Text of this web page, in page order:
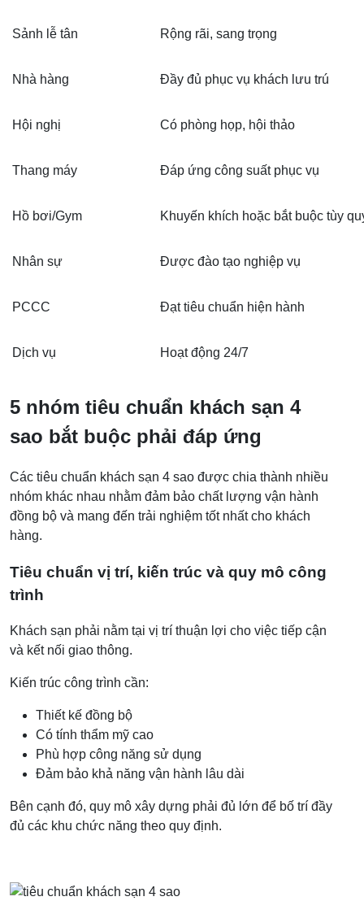
Sảnh lễ tân Rộng rãi, sang trọng
Nhà hàng Đầy đủ phục vụ khách lưu trú
Hội nghị Có phòng họp, hội thảo
Thang máy Đáp ứng công suất phục vụ
Hồ bơi/Gym Khuyến khích hoặc bắt buộc tùy
Nhân sự Được đào tạo nghiệp vụ
PCCC Đạt tiêu chuẩn hiện hành
Dịch vụ Hoạt động 24/7
5 nhóm tiêu chuẩn khách sạn 4
sao bắt buộc phải đáp ứng
Các tiêu chuẩn khách sạn 4 sao được chia thành nhiều
nhóm khác nhau nhằm đảm bảo chất lượng vận hành
đồng bộ và mang đến trải nghiệm tốt nhất cho khách
hàng.
Tiêu chuẩn vị trí, kiến trúc và quy mô công
trình
Khách sạn phải nằm tại vị trí thuận lợi cho việc tiếp cận
và kết nối giao thông.
Kiến trúc công trình cần:
Thiết kế đồng bộ
Có tính thẩm mỹ cao
Phù hợp công năng sử dụng
Đảm bảo khả năng vận hành lâu dài
Bên cạnh đó, quy mô xây dựng phải đủ lớn để bố trí đầy
đủ các khu chức năng theo quy định.